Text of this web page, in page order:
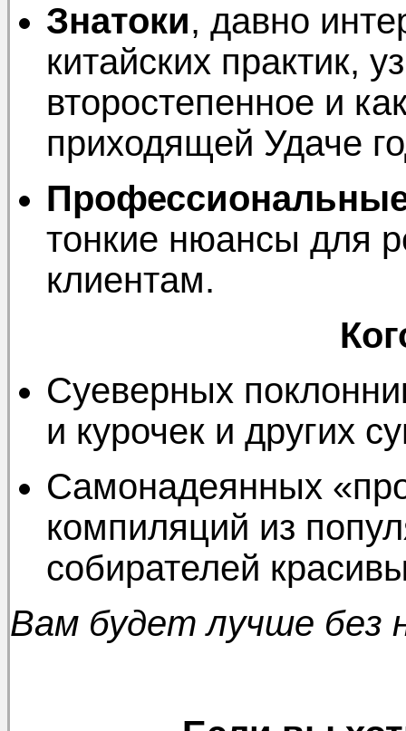
Знатоки, давно
китайских практик,
второстепенное и
приходящей Удаче
тонкие нюансы для
клиентам.
Суеверных
и курочек и других
Самонадеянных
компиляций из
собирателей
Вам будет лучше без